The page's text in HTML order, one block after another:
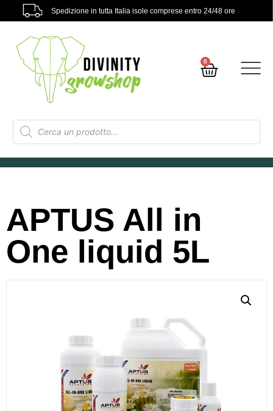
Spedizione in tutta Italia isole comprese entro 24/48 ore
0
APTUS All in
One liquid 5L